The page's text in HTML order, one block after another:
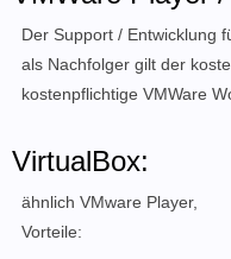
Der Support / Entwicklung
als Nachfolger gilt der
kostenpflichtige VMWare
VirtualBox:
ähnlich VMware Player,
Vorteile: